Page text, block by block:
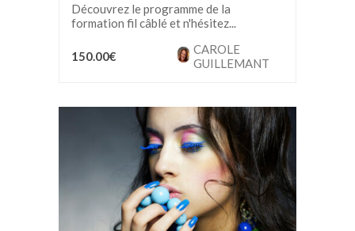
Découvrez le programme de la
formation fil câblé et n'hésitez...
150.00€
CAROLE
GUILLEMANT